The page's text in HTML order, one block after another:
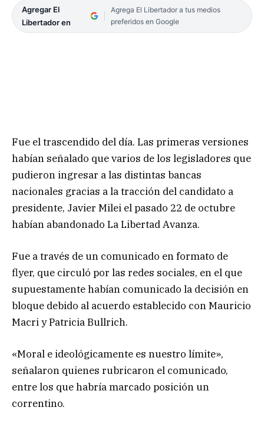
Agregar El
Libertador en
Agrega El Libertador a tus medios
preferidos en Google
Fue el trascendido del día. Las primeras versiones
habían señalado que varios de los legisladores que
pudieron ingresar a las distintas bancas
nacionales gracias a la tracción del candidato a
presidente, Javier Milei el pasado 22 de octubre
habían abandonado La Libertad Avanza.
Fue a través de un comunicado en formato de
flyer, que circuló por las redes sociales, en el que
supuestamente habían comunicado la decisión en
bloque debido al acuerdo establecido con Mauricio
Macri y Patricia Bullrich.
«Moral e ideológicamente es nuestro límite»,
señalaron quienes rubricaron el comunicado,
entre los que habría marcado posición un
correntino.